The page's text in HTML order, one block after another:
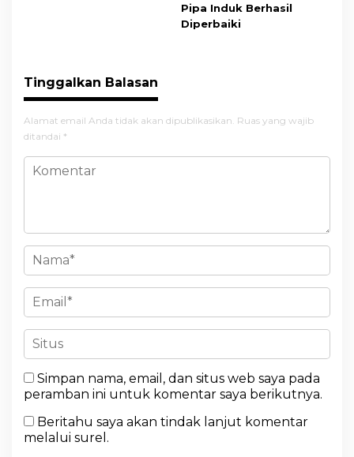
Pipa Induk Berhasil
Diperbaiki
Tinggalkan Balasan
Alamat email Anda tidak akan dipublikasikan. Ruas yang wajib
ditandai *
Simpan nama, email, dan situs web saya pada
peramban ini untuk komentar saya berikutnya.
Beritahu saya akan tindak lanjut komentar
melalui surel.